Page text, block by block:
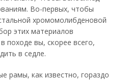
Во-первых, чтобы
хромомолибденовой
этих материалов
походе вы, скорее всего,
в седле.
рамы, как известно, гораздо